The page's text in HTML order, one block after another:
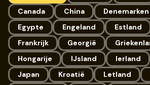
Canada
China Denemarken
Egypte
Engeland Estland
Frankrijk
Georgië
Hongarije
IJsland Ierland
Japan
Kroatië Letland